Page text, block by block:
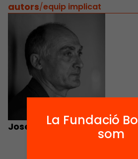
autors/equip implicat
Josep M. Esquirol
La Fundació
som